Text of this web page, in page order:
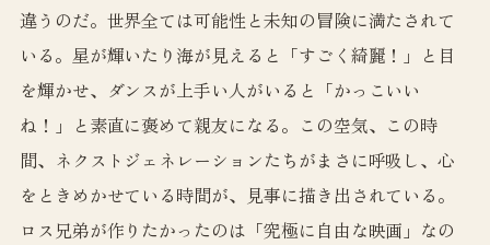
違うのだ。世界全ては可能性と未知の冒険に満たされて
いる。星が輝いたり海が見えると「すごく綺麗！」と目
を輝かせ、ダンスが上手い人がいると「かっこいい
ね！」と素直に褒めて親友になる。この空気、この時
間、ネクストジェネレーションたちがまさに呼吸し、心
をときめかせている時間が、見事に描き出されている。
ロス兄弟が作りたかったのは「究極に自由な映画」なの